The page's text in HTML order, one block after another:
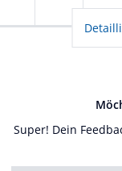
Super! Dein